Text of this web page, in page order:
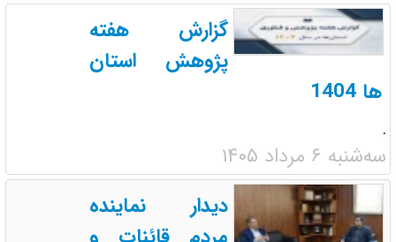
گزارش هفته
پژوهش استان
ها 1404
.
سه‌شنبه ۶ مرداد ۱۴۰۵
دیدار نماینده